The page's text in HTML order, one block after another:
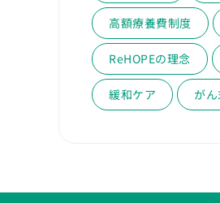
高額療養費制度
ReHOPEの理念
緩和ケア が